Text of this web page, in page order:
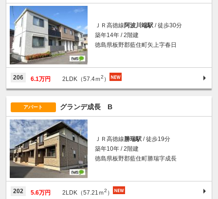
ＪＲ高徳線 阿波川端駅 / 徒歩30分
築年14年 / 2階建
徳島県板野郡藍住町矢上字春日
206 6.1万円 2LDK（57.4ｍ2 ）
アパート グランデ成長 B
ＪＲ高徳線 勝瑞駅 / 徒歩19分
築年10年 / 2階建
徳島県板野郡藍住町勝瑞字成長
202 5.6万円 2LDK（57.21ｍ2 ）